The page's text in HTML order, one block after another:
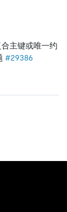
主键或唯一约
#29386